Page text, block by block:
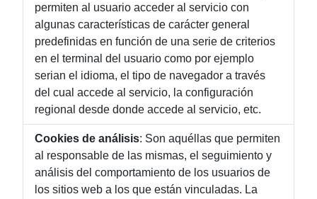
permiten al usuario acceder al servicio con
algunas características de carácter general
predefinidas en función de una serie de criterios
en el terminal del usuario como por ejemplo
serian el idioma, el tipo de navegador a través
del cual accede al servicio, la configuración
regional desde donde accede al servicio, etc.
Cookies de análisis: Son aquéllas que permiten
al responsable de las mismas, el seguimiento y
análisis del comportamiento de los usuarios de
los sitios web a los que están vinculadas. La